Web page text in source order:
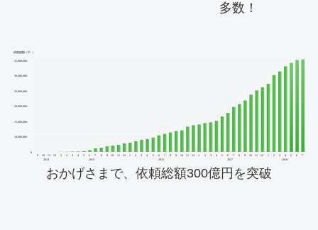
多数！
おかげさまで、依頼総額300億円を突破